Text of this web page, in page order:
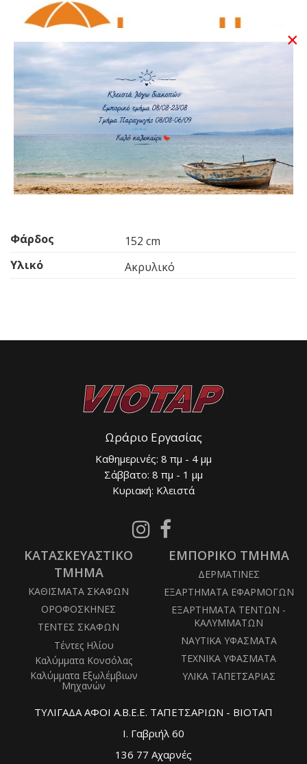
Φάρδος
152 cm
Υλικό
Ακρυλικό
Ωράριο Εργασίας
Καθημερινές: 8 πμ - 4 μμ
Σάββατο: 8 πμ - 1 μμ
Κυριακή: Κλειστά
Follow
on
Facebook
ΚΑΤΑΣΚΕΥΑΣΤΙΚΟ
ΤΜΗΜΑ
ΚΑΘΙΣΜΑΤΑ ΣΚΑΦΩΝ
ΟΡΟΦΟΣΚΗΝΕΣ
ΤΕΝΤΕΣ ΣΚΑΦΩΝ
Τέντες Ηλίου
Καλύμματα Κονσόλας
Καλύμματα Εξωλέμβιων
Μηχανών
ΕΜΠΟΡΙΚΟ ΤΜΗΜΑ
ΔΕΡΜΑΤΙΝΕΣ
ΕΞΑΡΤΗΜΑΤΑ ΕΦΑΡΜΟΓΩΝ
ΕΞΑΡΤΗΜΑΤΑ ΤΕΝΤΩΝ -
ΚΑΛΥΜΜΑΤΩΝ
ΝΑΥΤΙΚΑ ΥΦΑΣΜΑΤΑ
ΤΕΧΝΙΚΑ ΥΦΑΣΜΑΤΑ
ΥΛΙΚΑ ΤΑΠΕΤΣΑΡΙΑΣ
ΤΥΛΙΓΑΔΑ ΑΦΟΙ Α.Β.Ε.Ε. ΤΑΠΕΤΣΑΡΙΩΝ - ΒΙΟΤΑΠ
Ι. Γαβριήλ 60
136 77 Αχαρνές
×